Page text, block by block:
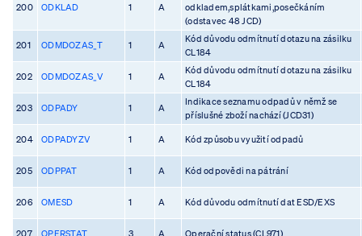
200 ODKLAD 1 A
odkladem,splátkami,posečkáním
(odstavec 48 JCD)
201 ODMDOZAS_T 1 A
Kód důvodu odmítnutí dotazu na zásilku
CL184
202 ODMDOZAS_V 1 A
Kód důvodu odmítnutí dotazu na zásilku
CL184
203 ODPADY 1 A
Indikace seznamu odpadů v němž se
příslušné zboží nachází (JCD31)
204 ODPADYZV 1 A Kód způsobu využití odpadů
205 ODPPAT 1 A Kód odpovědi na pátrání
206 OMESD 1 A Kód důvodu odmítnutí dat ESD/EXS
207 OPERSTAT 3 A Operační status (CL971)